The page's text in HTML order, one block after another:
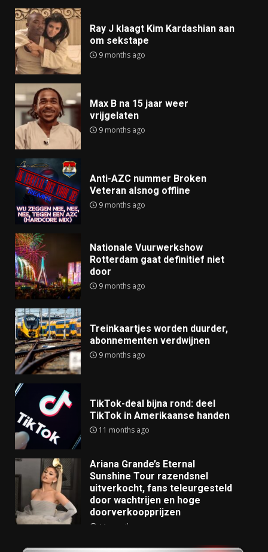
Ray J klaagt Kim Kardashian aan
om sekstape
9 months ago
Max B na 15 jaar weer
vrijgelaten
9 months ago
Anti-AZC nummer Broken
Veteran alsnog offline
9 months ago
Nationale Vuurwerkshow
Rotterdam gaat definitief niet
door
9 months ago
Treinkaartjes worden duurder,
abonnementen verdwijnen
9 months ago
TikTok-deal bijna rond: deel
TikTok in Amerikaanse handen
11 months ago
Ariana Grande’s Eternal
Sunshine Tour razendsnel
uitverkocht, fans teleurgesteld
door wachtrijen en hoge
doorverkoopprijzen
11 months ago